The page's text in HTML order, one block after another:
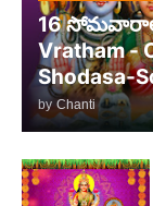
16 సోమవారాల
Vratham -
Shodasa-
by Chanti